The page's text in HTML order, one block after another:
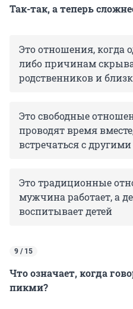
Так-так, а теперь
Это отношения, когда
либо причинам
родственников и
Это свободные
проводят время
встречаться с
Это традиционные
мужчина работает, а
воспитывает детей
9 / 15
Что означает, когда
пикми?